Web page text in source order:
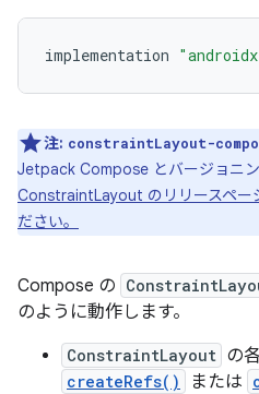
implementation
注: constraintLayout-
Jetpack Compose とバージョニン
ConstraintLayout のリリースペー
ださい。
Compose の
のように動作します。
ConstraintLayout の
createRefs() または